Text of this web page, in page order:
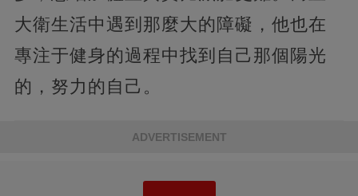
大衛生活中遇到那麼大的障礙，他也在
專注于健身的過程中找到自己那個陽光
的，努力的自己。
ADVERTISEMENT